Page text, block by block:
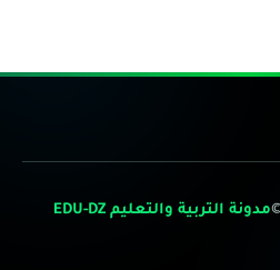
مدونة التربية والتعليم EDU-DZ